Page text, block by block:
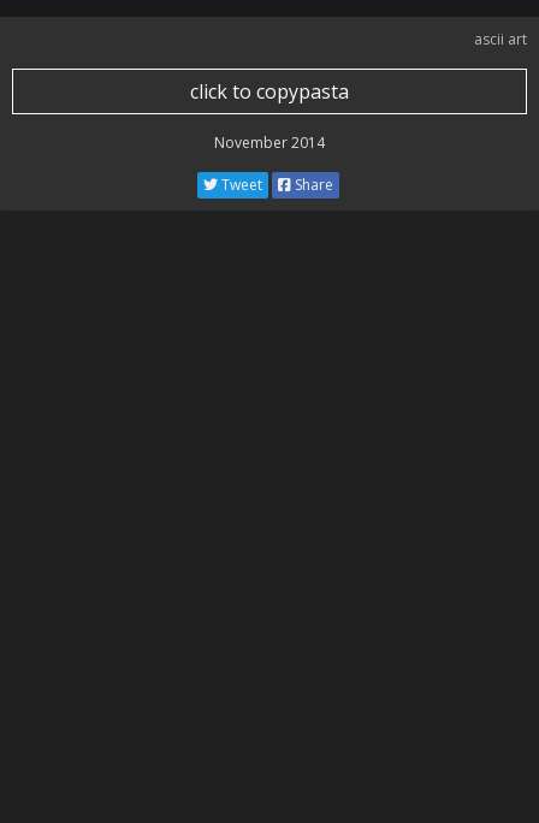
ascii art
click to copypasta
November 2014
Tweet Share